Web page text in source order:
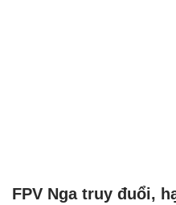
FPV Nga truy đuổi,